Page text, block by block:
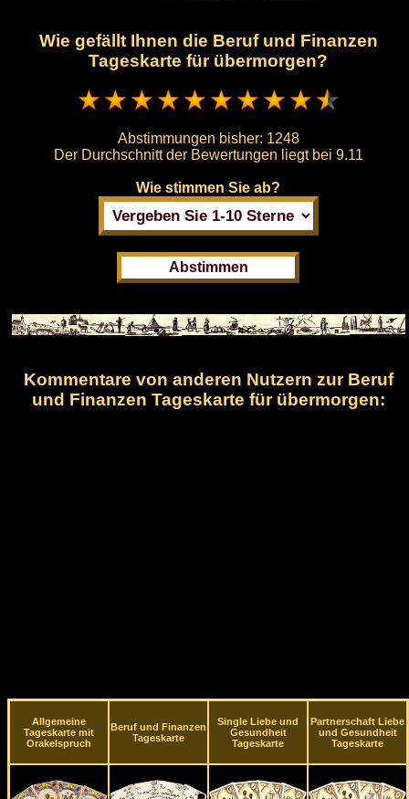
Wie gefällt Ihnen die Beruf und Finanzen
Tageskarte für übermorgen?
Abstimmungen bisher: 1248
Der Durchschnitt der Bewertungen liegt bei 9.11
Wie stimmen Sie ab?
Kommentare von anderen Nutzern zur Beruf
und Finanzen Tageskarte für übermorgen:
Allgemeine
Tageskarte mit
Orakelspruch
Beruf und Finanzen
Tageskarte
Single Liebe und
Gesundheit
Tageskarte
Partnerschaft Liebe
und Gesundheit
Tageskarte